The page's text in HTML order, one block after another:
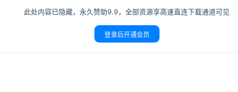
此处内容已隐藏，永久赞助9.9，全部资源享高速直连下载通道可见
登录后开通会员